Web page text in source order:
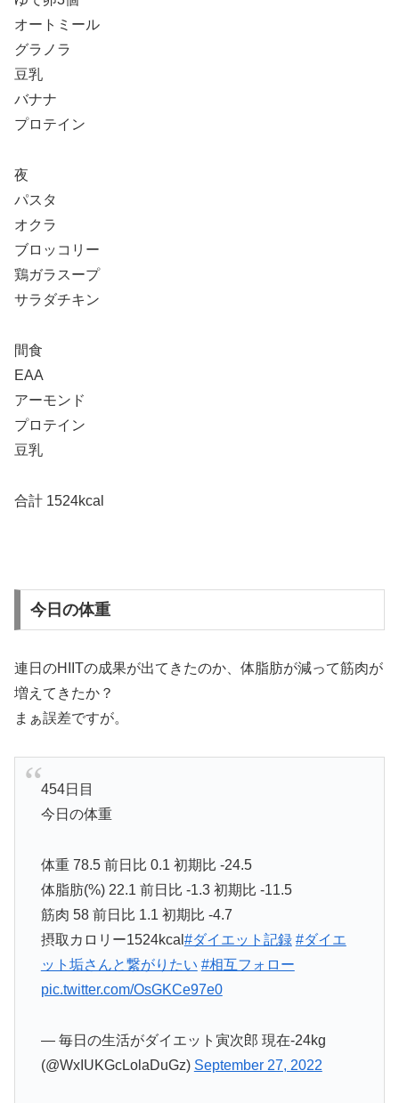
オートミール
グラノラ
豆乳
バナナ
プロテイン
夜
パスタ
オクラ
ブロッコリー
鶏ガラスープ
サラダチキン
間食
EAA
アーモンド
プロテイン
豆乳
合計 1524kcal
今日の体重
連日のHIITの成果が出てきたのか、体脂肪が減って筋肉が
増えてきたか？
まぁ誤差ですが。
454日目
今日の体重
体重 78.5 前日比 0.1 初期比 -24.5
体脂肪(%) 22.1 前日比 -1.3 初期比 -11.5
筋肉 58 前日比 1.1 初期比 -4.7
摂取カロリー1524kcal #ダイエット記録 #ダイエ
ット垢さんと繋がりたい #相互フォロー
pic.twitter.com/OsGKCe97e0
— 毎日の生活がダイエット寅次郎 現在-24kg
(@WxIUKGcLolaDuGz) September 27, 2022